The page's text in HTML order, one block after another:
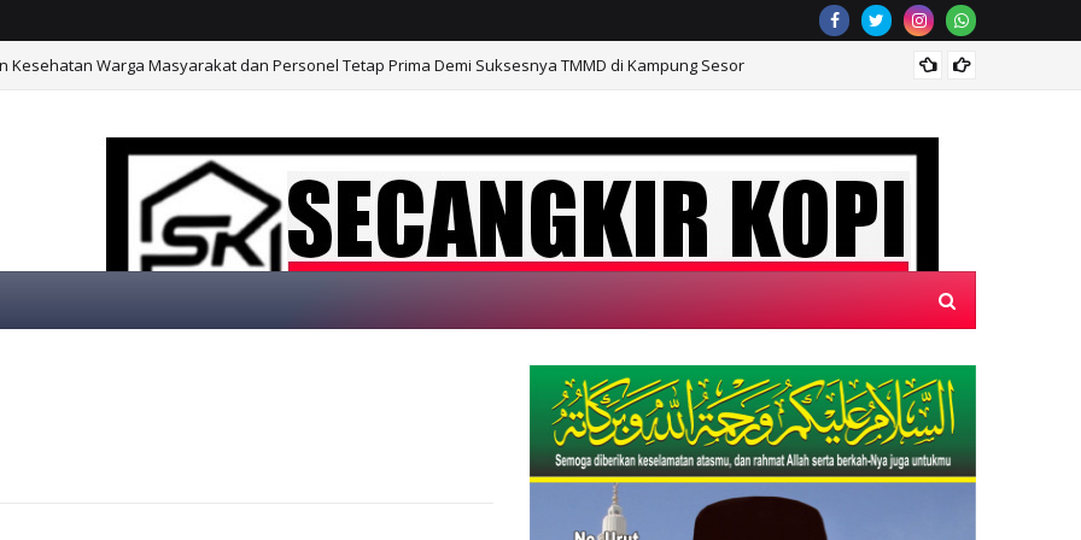
Kesehatan Warga Masyarakat dan Personel Tetap Prima Demi Suksesnya TMMD di Kampung Sesor
KOPI"